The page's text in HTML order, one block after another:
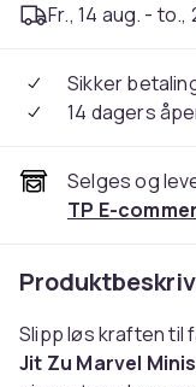
Fr., 14 aug. - to.,
Sikker
14 dagers
Selges og
TP E-
Slipp løs kraften til
Jit Zu Marvel Minis